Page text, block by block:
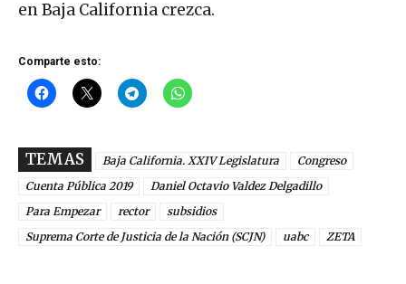
en Baja California crezca.
Comparte esto:
TEMAS Baja California. XXIV Legislatura
Congreso
Cuenta Pública 2019
Daniel Octavio Valdez Delgadillo
Para Empezar
rector
subsidios
Suprema Corte de Justicia de la Nación (SCJN)
uabc ZETA